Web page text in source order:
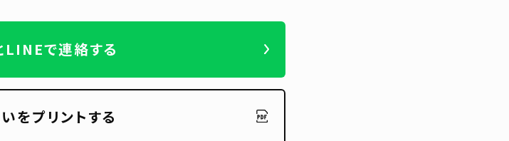
LINEで連絡する
をプリントする